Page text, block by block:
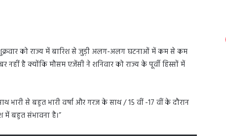
को राज्य में बारिश से जुड़ी अलग-अलग घटनाओं में कम से कम
है क्योंकि मौसम एजेंसी ने शनिवार को राज्य के पूर्वी हिस्सों में
से बहुत भारी वर्षा और गरज के साथ / 15 वीं -17 वीं के दौरान
में बहुत संभावना है।”